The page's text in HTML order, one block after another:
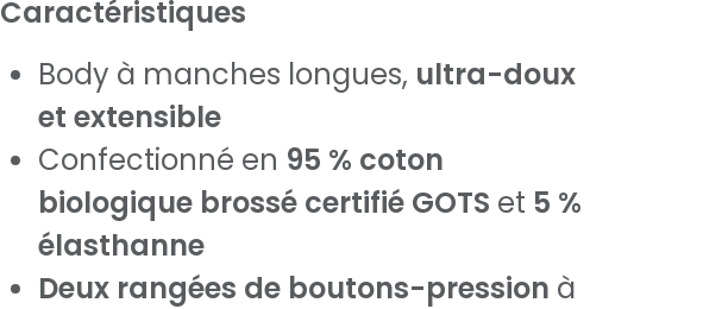
Caractéristiques
Body à manches longues, ultra-doux
et extensible
Confectionné en 95 % coton
biologique brossé certifié GOTS et 5 %
élasthanne
Deux rangées de boutons-pression à